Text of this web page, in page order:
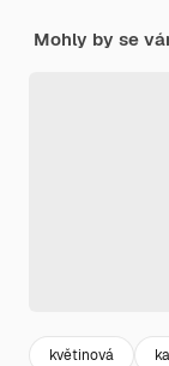
Mohly by se
květinová